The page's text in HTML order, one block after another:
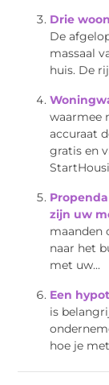
Drie
De
massaal
huis. De
waarmee
accuraat
gratis en
zijn uw
maanden
naar het
met uw...
Een
is
hoe je